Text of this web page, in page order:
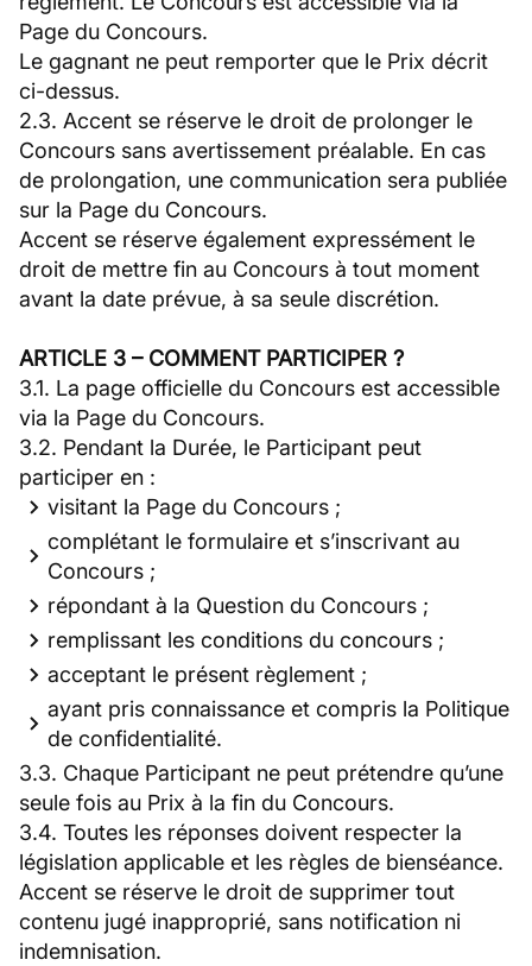
Page du Concours.
Le gagnant ne peut remporter que le Prix décrit
ci-dessus.
2.3. Accent se réserve le droit de prolonger le
Concours sans avertissement préalable. En cas
de prolongation, une communication sera publiée
sur la Page du Concours.
Accent se réserve également expressément le
droit de mettre fin au Concours à tout moment
avant la date prévue, à sa seule discrétion.
ARTICLE 3 – COMMENT PARTICIPER ?
3.1. La page officielle du Concours est accessible
via la Page du Concours.
3.2. Pendant la Durée, le Participant peut
participer en :
visitant la Page du Concours ;
complétant le formulaire et s’inscrivant au
Concours ;
répondant à la Question du Concours ;
remplissant les conditions du concours ;
acceptant le présent règlement ;
ayant pris connaissance et compris la Politique
de confidentialité.
3.3. Chaque Participant ne peut prétendre qu’une
seule fois au Prix à la fin du Concours.
3.4. Toutes les réponses doivent respecter la
législation applicable et les règles de bienséance.
Accent se réserve le droit de supprimer tout
contenu jugé inapproprié, sans notification ni
indemnisation.